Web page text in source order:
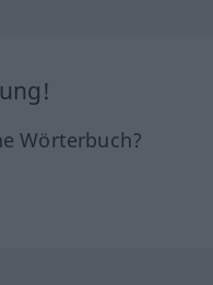
Wörterbuch?